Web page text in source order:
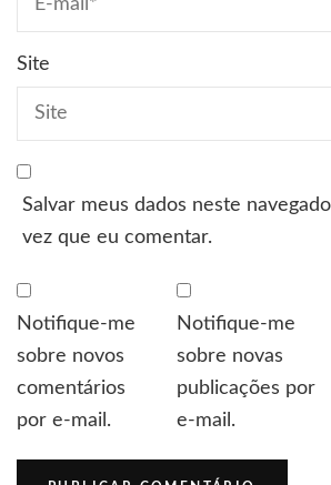
Site
Salvar meus dados neste
vez que eu comentar.
Notifique-me
sobre novos
comentários
por e-mail.
Notifique-me
sobre novas
publicações por
e-mail.